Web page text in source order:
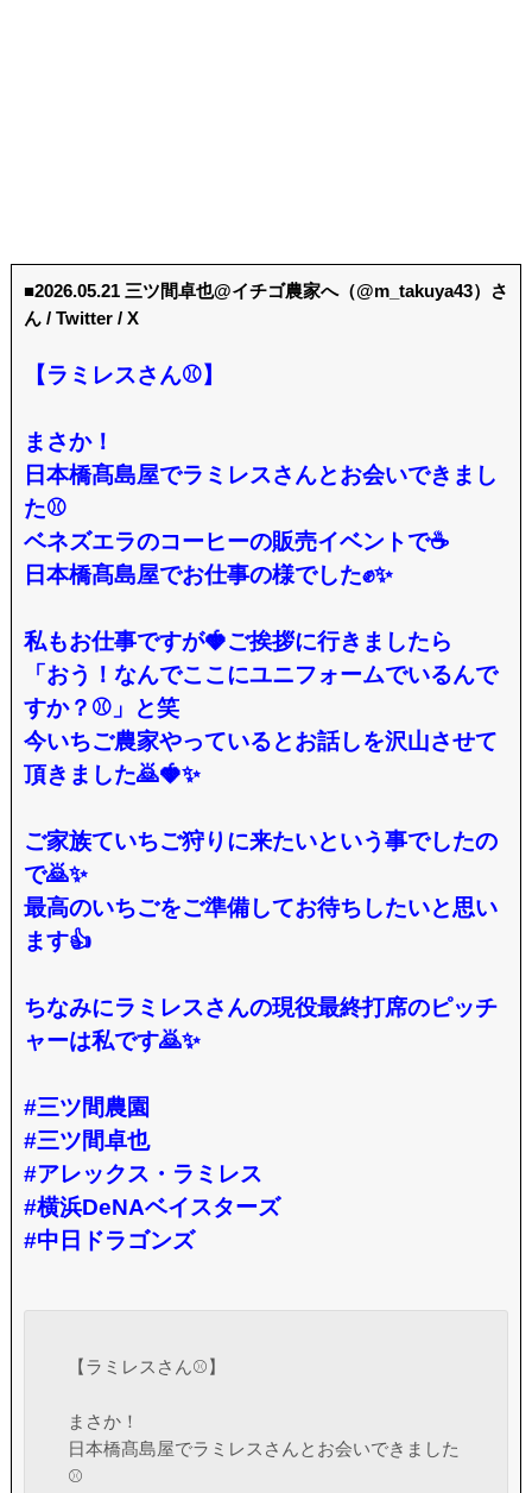
■2026.05.21 三ツ間卓也@イチゴ農家へ（@m_takuya43）さ
ん / Twitter / X
【ラミレスさん⚾️】
まさか！
日本橋髙島屋でラミレスさんとお会いできまし
た⚾️
ベネズエラのコーヒーの販売イベントで☕️
日本橋髙島屋でお仕事の様でした✊✨
私もお仕事ですが🍓ご挨拶に行きましたら
「おう！なんでここにユニフォームでいるんで
すか？⚾️」と笑
今いちご農家やっているとお話しを沢山させて
頂きました🙇🍓✨
ご家族ていちご狩りに来たいという事でしたの
で🙇✨
最高のいちごをご準備してお待ちしたいと思い
ます👍
ちなみにラミレスさんの現役最終打席のピッチ
ャーは私です🙇✨
#三ツ間農園
#三ツ間卓也
#アレックス・ラミレス
#横浜DeNAベイスターズ
#中日ドラゴンズ
【ラミレスさん⚾️】
まさか！
日本橋髙島屋でラミレスさんとお会いできました
⚾️